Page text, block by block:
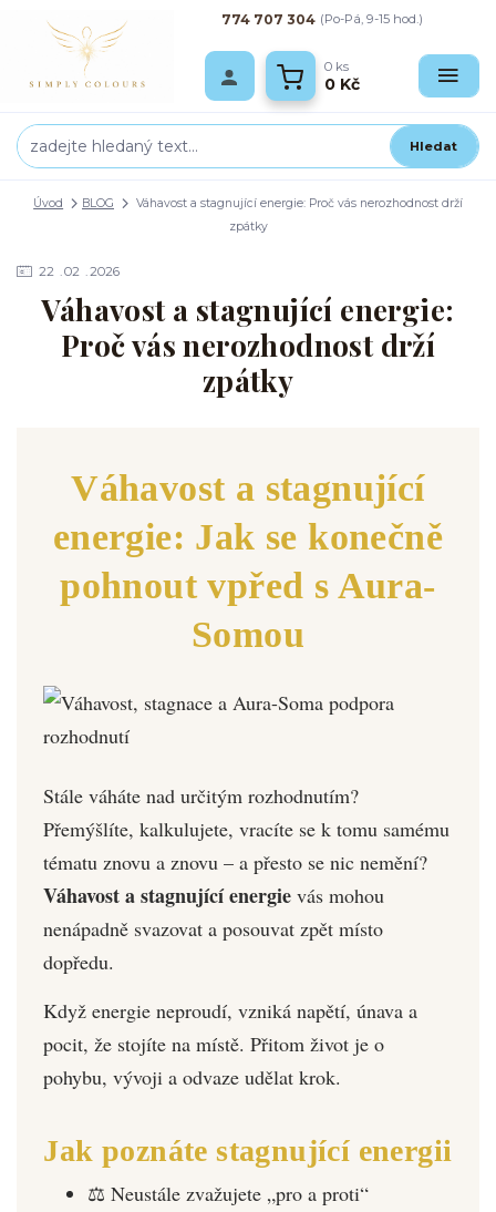
Hledat
774 707 304 (Po-Pá, 9-15 hod.)
0 ks
0 Kč
Úvod BLOG
Váhavost a stagnující energie: Proč vás nerozhodnost drží
zpátky
22 02 2026
Váhavost a stagnující energie:
Proč vás nerozhodnost drží
zpátky
Váhavost a stagnující
energie: Jak se konečně
pohnout vpřed s Aura-
Somou
Stále váháte nad určitým rozhodnutím?
Přemýšlíte, kalkulujete, vracíte se k tomu samému
tématu znovu a znovu – a přesto se nic nemění?
Váhavost a stagnující energie vás mohou
nenápadně svazovat a posouvat zpět místo
dopředu.
Když energie neproudí, vzniká napětí, únava a
pocit, že stojíte na místě. Přitom život je o
pohybu, vývoji a odvaze udělat krok.
Jak poznáte stagnující energii
⚖️ Neustále zvažujete „pro a proti“